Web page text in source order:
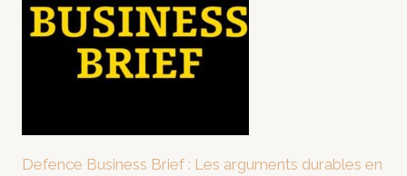
Defence Business Brief : Les arguments durables en